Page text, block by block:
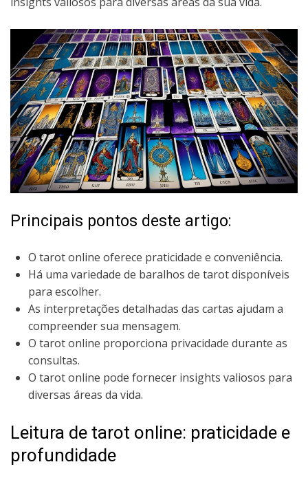
Principais pontos deste artigo:
O tarot online oferece praticidade e conveniência.
Há uma variedade de baralhos de tarot disponíveis
para escolher.
As interpretações detalhadas das cartas ajudam a
compreender sua mensagem.
O tarot online proporciona privacidade durante as
consultas.
O tarot online pode fornecer insights valiosos para
diversas áreas da vida.
Leitura de tarot online: praticidade e
profundidade